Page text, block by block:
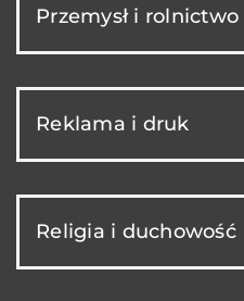
Przemysł i rolnictwo
Reklama i druk
Religia i duchowość